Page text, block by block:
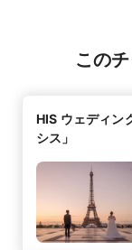
この
HIS ウェディン
シス」